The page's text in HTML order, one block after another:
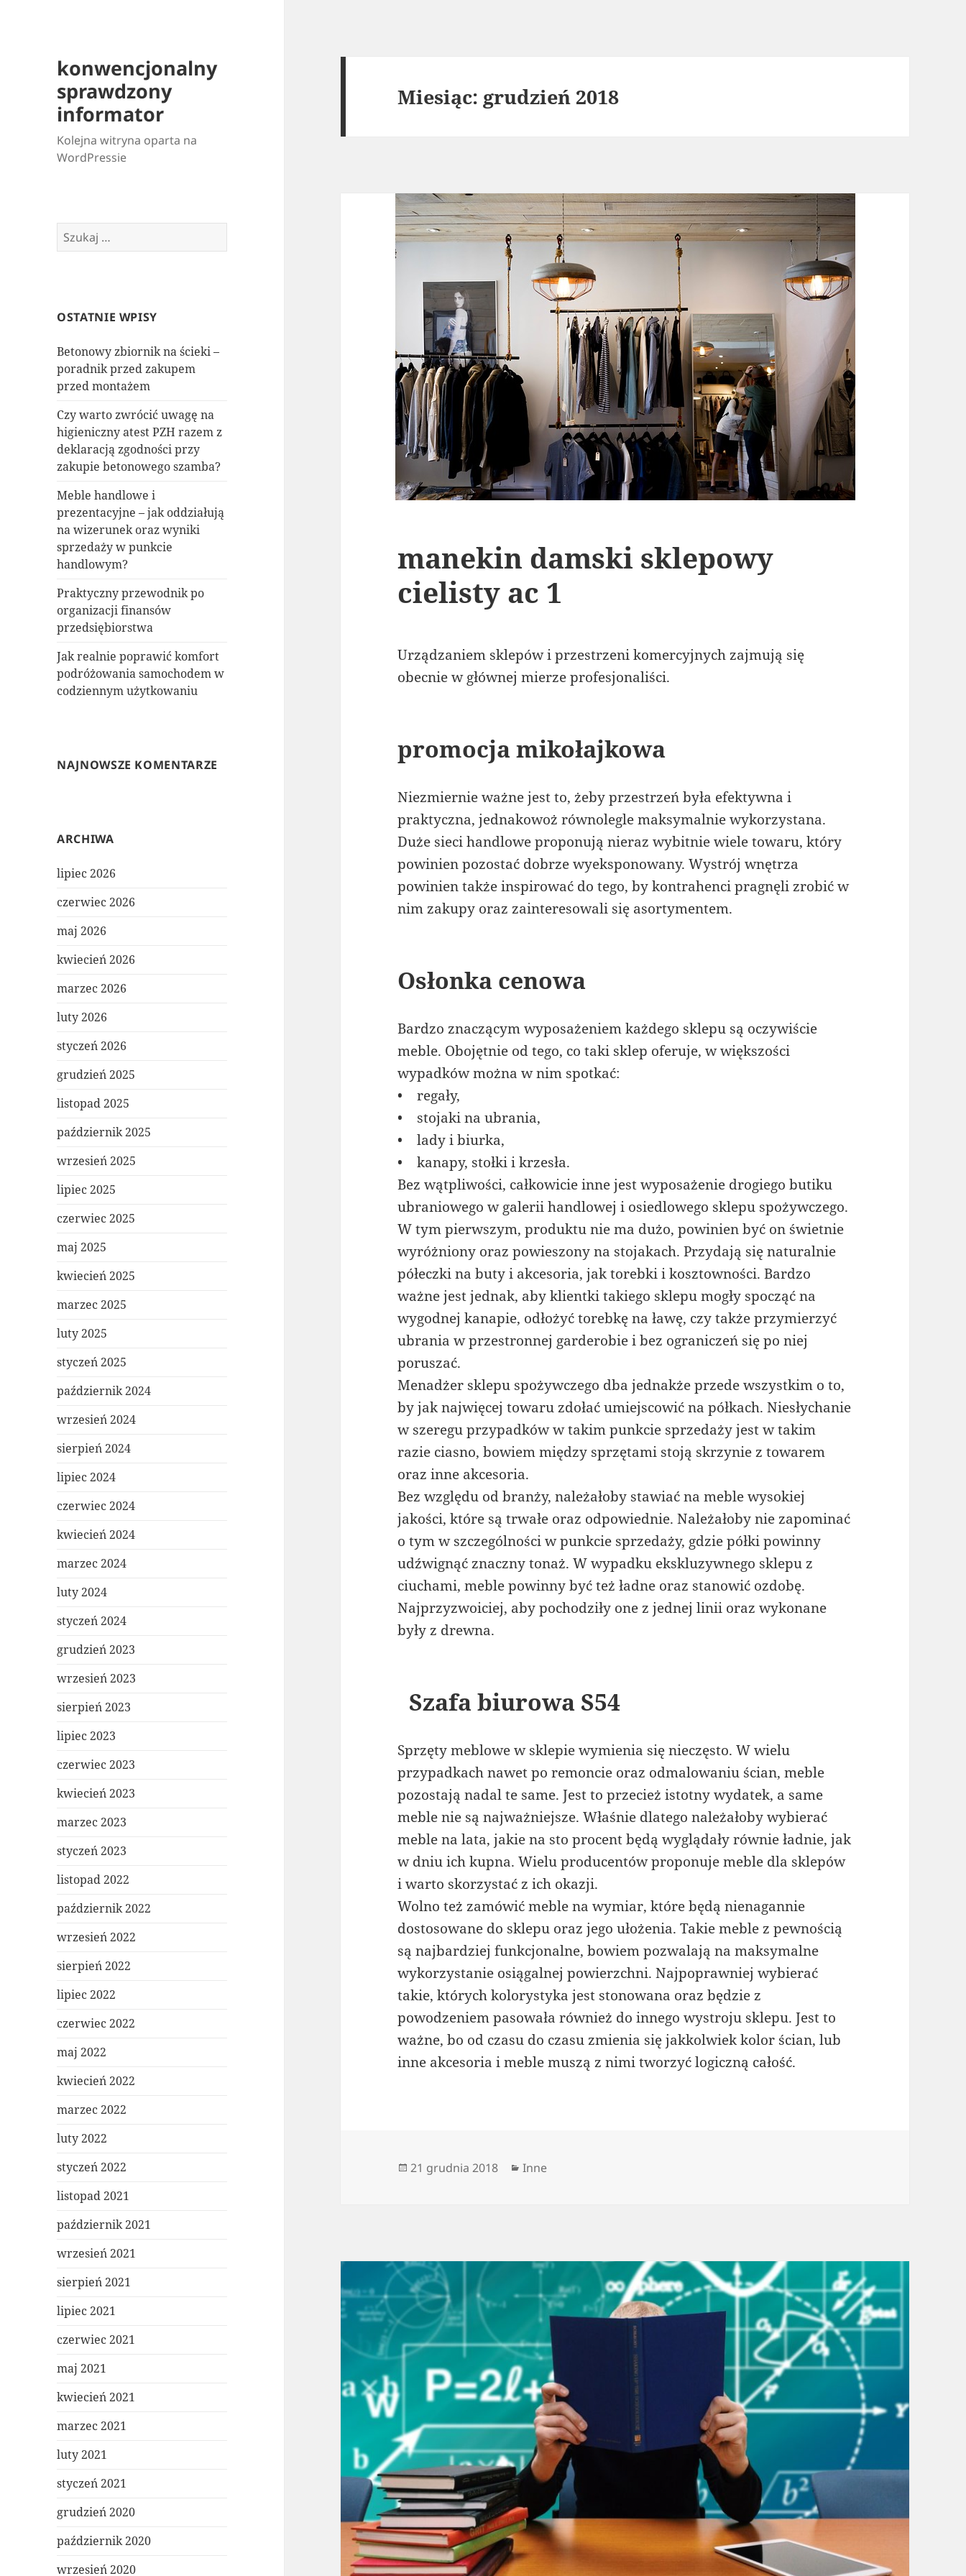
konwencjonalny
sprawdzony
informator
Kolejna witryna oparta na
WordPressie
Szukaj:
OSTATNIE WPISY
Betonowy zbiornik na ścieki –
poradnik przed zakupem
przed montażem
Czy warto zwrócić uwagę na
higieniczny atest PZH razem z
deklaracją zgodności przy
zakupie betonowego szamba?
Meble handlowe i
prezentacyjne – jak oddziałują
na wizerunek oraz wyniki
sprzedaży w punkcie
handlowym?
Praktyczny przewodnik po
organizacji finansów
przedsiębiorstwa
Jak realnie poprawić komfort
podróżowania samochodem w
codziennym użytkowaniu
NAJNOWSZE KOMENTARZE
ARCHIWA
lipiec 2026
czerwiec 2026
maj 2026
kwiecień 2026
marzec 2026
luty 2026
styczeń 2026
grudzień 2025
listopad 2025
październik 2025
wrzesień 2025
lipiec 2025
czerwiec 2025
maj 2025
kwiecień 2025
marzec 2025
luty 2025
styczeń 2025
październik 2024
wrzesień 2024
sierpień 2024
lipiec 2024
czerwiec 2024
kwiecień 2024
marzec 2024
luty 2024
styczeń 2024
grudzień 2023
wrzesień 2023
sierpień 2023
lipiec 2023
czerwiec 2023
kwiecień 2023
marzec 2023
styczeń 2023
listopad 2022
październik 2022
wrzesień 2022
sierpień 2022
lipiec 2022
czerwiec 2022
maj 2022
kwiecień 2022
marzec 2022
luty 2022
styczeń 2022
listopad 2021
październik 2021
wrzesień 2021
sierpień 2021
lipiec 2021
czerwiec 2021
maj 2021
kwiecień 2021
marzec 2021
luty 2021
styczeń 2021
grudzień 2020
październik 2020
wrzesień 2020
Miesiąc: grudzień 2018
manekin damski sklepowy
cielisty ac 1
Urządzaniem sklepów i przestrzeni komercyjnych zajmują się
obecnie w głównej mierze profesjonaliści.
promocja mikołajkowa
Niezmiernie ważne jest to, żeby przestrzeń była efektywna i
praktyczna, jednakowoż równolegle maksymalnie wykorzystana.
Duże sieci handlowe proponują nieraz wybitnie wiele towaru, który
powinien pozostać dobrze wyeksponowany. Wystrój wnętrza
powinien także inspirować do tego, by kontrahenci pragnęli zrobić w
nim zakupy oraz zainteresowali się asortymentem.
Osłonka cenowa
Bardzo znaczącym wyposażeniem każdego sklepu są oczywiście
meble. Obojętnie od tego, co taki sklep oferuje, w większości
wypadków można w nim spotkać:
• regały,
• stojaki na ubrania,
• lady i biurka,
• kanapy, stołki i krzesła.
Bez wątpliwości, całkowicie inne jest wyposażenie drogiego butiku
ubraniowego w galerii handlowej i osiedlowego sklepu spożywczego.
W tym pierwszym, produktu nie ma dużo, powinien być on świetnie
wyróżniony oraz powieszony na stojakach. Przydają się naturalnie
półeczki na buty i akcesoria, jak torebki i kosztowności. Bardzo
ważne jest jednak, aby klientki takiego sklepu mogły spocząć na
wygodnej kanapie, odłożyć torebkę na ławę, czy także przymierzyć
ubrania w przestronnej garderobie i bez ograniczeń się po niej
poruszać.
Menadżer sklepu spożywczego dba jednakże przede wszystkim o to,
by jak najwięcej towaru zdołać umiejscowić na półkach. Niesłychanie
w szeregu przypadków w takim punkcie sprzedaży jest w takim
razie ciasno, bowiem między sprzętami stoją skrzynie z towarem
oraz inne akcesoria.
Bez względu od branży, należałoby stawiać na meble wysokiej
jakości, które są trwałe oraz odpowiednie. Należałoby nie zapominać
o tym w szczególności w punkcie sprzedaży, gdzie półki powinny
udźwignąć znaczny tonaż. W wypadku ekskluzywnego sklepu z
ciuchami, meble powinny być też ładne oraz stanowić ozdobę.
Najprzyzwoiciej, aby pochodziły one z jednej linii oraz wykonane
były z drewna.
Szafa biurowa S54
Sprzęty meblowe w sklepie wymienia się nieczęsto. W wielu
przypadkach nawet po remoncie oraz odmalowaniu ścian, meble
pozostają nadal te same. Jest to przecież istotny wydatek, a same
meble nie są najważniejsze. Właśnie dlatego należałoby wybierać
meble na lata, jakie na sto procent będą wyglądały równie ładnie, jak
w dniu ich kupna. Wielu producentów proponuje meble dla sklepów
i warto skorzystać z ich okazji.
Wolno też zamówić meble na wymiar, które będą nienagannie
dostosowane do sklepu oraz jego ułożenia. Takie meble z pewnością
są najbardziej funkcjonalne, bowiem pozwalają na maksymalne
wykorzystanie osiągalnej powierzchni. Najpoprawniej wybierać
takie, których kolorystyka jest stonowana oraz będzie z
powodzeniem pasowała również do innego wystroju sklepu. Jest to
ważne, bo od czasu do czasu zmienia się jakkolwiek kolor ścian, lub
inne akcesoria i meble muszą z nimi tworzyć logiczną całość.
Data
21 grudnia 2018 Kategorie
Inne